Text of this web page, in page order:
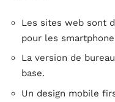
Les sites web sont
pour les
La version de
base.
Un design mobile